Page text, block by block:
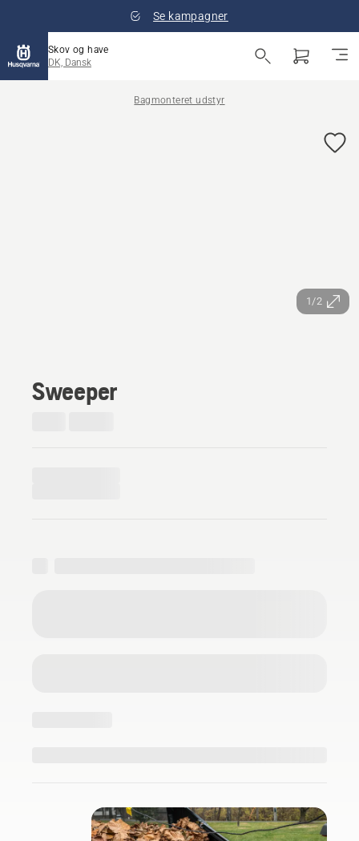
Se kampagner
Skov og have
DK, Dansk
Bagmonteret udstyr
1/2
Sweeper